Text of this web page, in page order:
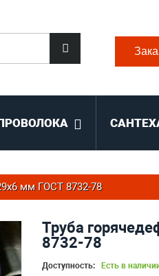
мм ГОСТ 8732-78
Труба
8732-78
Доступность: Есть в